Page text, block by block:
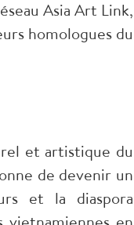
Asia Art Link,
homologues du
et artistique du
de devenir un
et la diaspora